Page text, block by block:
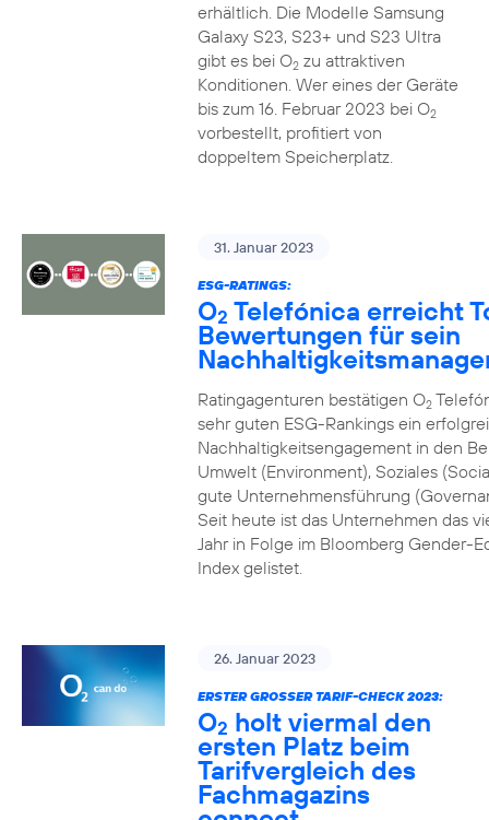
erhältlich. Die Modelle Samsung
Galaxy S23, S23+ und S23 Ultra
gibt es bei O2zu attraktiven
Konditionen. Wer eines der Geräte
bis zum 16. Februar 2023 bei O2
vorbestellt, profitiert von
doppeltem Speicherplatz.
31. Januar 2023
ESG-RATINGS:
O2 Telefónica erreicht
Bewertungen für sein
Ratingagenturen bestätigen O2
sehr guten ESG-Rankings ein
Nachhaltigkeitsengagement in den
Umwelt (Environment), Soziales
gute Unternehmensführung
Seit heute ist das Unternehmen das
Jahr in Folge im Bloomberg Gender-
Index gelistet.
26. Januar 2023
ERSTER GROSSER TARIF-CHECK 2023:
O2 holt viermal den
ersten Platz beim
Tarifvergleich des
Fachmagazins